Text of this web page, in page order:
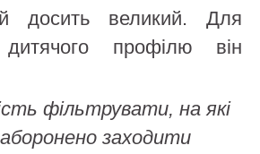
досить великий. Для
дитячого профілю він
фільтрувати, на які
заходити